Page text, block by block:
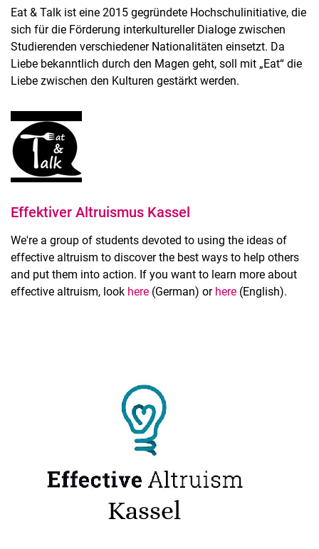
Eat & Talk ist eine 2015 gegründete Hochschulinitiative, die
sich für die Förderung interkultureller Dialoge zwischen
Studierenden verschiedener Nationalitäten einsetzt. Da
Liebe bekanntlich durch den Magen geht, soll mit „Eat“ die
Liebe zwischen den Kulturen gestärkt werden.
Effektiver Altruismus Kassel
We're a group of students devoted to using the ideas of
effective altruism to discover the best ways to help others
and put them into action. If you want to learn more about
effective altruism, look here (German) or here (English).